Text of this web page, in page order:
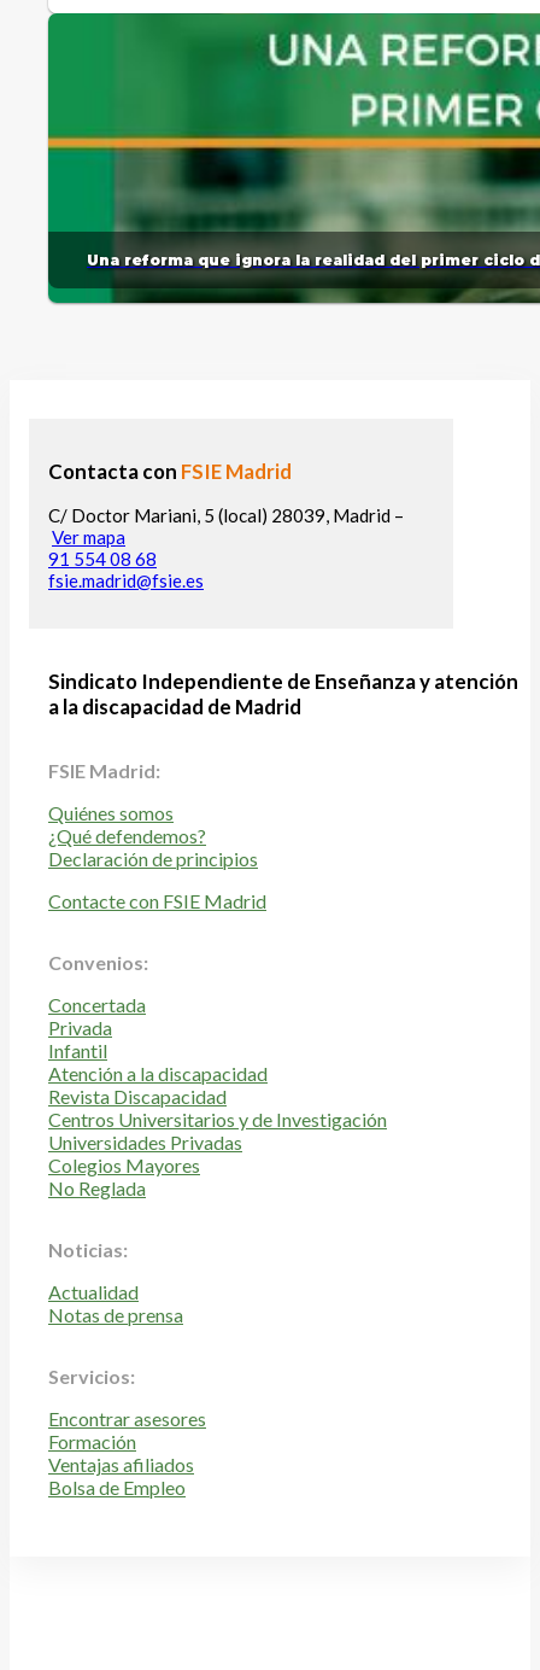
Una reforma que ignora la realidad del primer ciclo
Contacta con FSIE Madrid
C/ Doctor Mariani, 5 (local) 28039, Madrid –
Ver mapa
91 554 08 68
fsie.madrid@fsie.es
Sindicato Independiente de Enseñanza y atención
a la discapacidad de Madrid
FSIE Madrid:
Quiénes somos
¿Qué defendemos?
Declaración de principios
Contacte con FSIE Madrid
Convenios:
Concertada
Privada
Infantil
Atención a la discapacidad
Revista Discapacidad
Centros Universitarios y de Investigación
Universidades Privadas
Colegios Mayores
No Reglada
Noticias:
Actualidad
Notas de prensa
Servicios:
Encontrar asesores
Formación
Ventajas afiliados
Bolsa de Empleo